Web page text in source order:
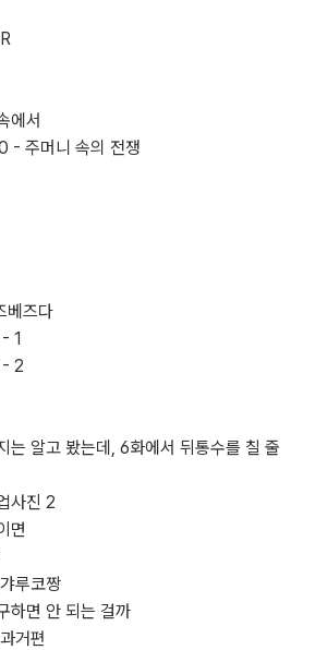
에서
- 주머니 속의 전쟁
베즈다
1
- 2
는 알고 봤는데, 6화에서 뒤통수를 칠 줄
사진 2
면
루코짱
하면 안 되는 걸까
거편